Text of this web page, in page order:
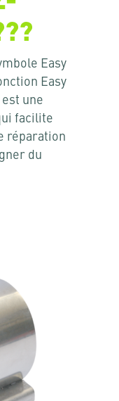
Easy
Easy
une
facilite
réparation
du